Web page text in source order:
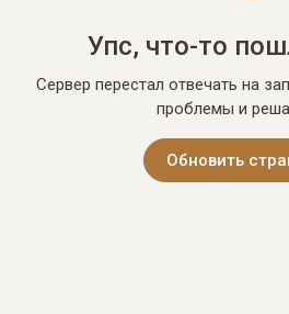
Упс, что-то
Сервер перестал отвечать на
проблемы и
Обновить